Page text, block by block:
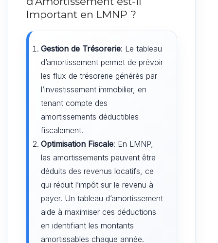
Important en LMNP ?
Gestion de Trésorerie: Le tableau
d’amortissement permet de prévoir
les flux de trésorerie générés par
l’investissement immobilier, en
tenant compte des
amortissements déductibles
fiscalement.
Optimisation Fiscale: En LMNP,
les amortissements peuvent être
déduits des revenus locatifs, ce
qui réduit l’impôt sur le revenu à
payer. Un tableau d’amortissement
aide à maximiser ces déductions
en identifiant les montants
amortissables chaque année.